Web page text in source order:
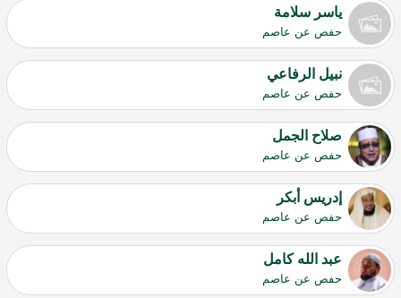
ياسر سلامة
حفص عن عاصم
نبيل الرفاعي
حفص عن عاصم
صلاح الجمل
حفص عن عاصم
إدريس أبكر
حفص عن عاصم
عبد الله كامل
حفص عن عاصم